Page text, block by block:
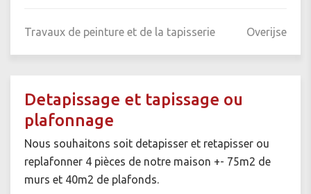
Travaux de peinture et de la tapisserie Overijse
Detapissage et tapissage ou
plafonnage
Nous souhaitons soit detapisser et retapisser ou
replafonner 4 pièces de notre maison +- 75m2 de
murs et 40m2 de plafonds.